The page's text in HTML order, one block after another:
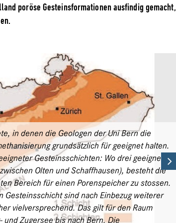
poröse Gesteinsformationen ausfindig gemacht,
in denen die Geologen der Uni Bern die
grundsätzlich für geeignet halten.
Gesteinsschichten: Wo drei geeignete
Olten und Schaffhausen), besteht die
Bereich für einen Porenspeicher zu stossen.
Gesteinsschicht sind nach Einbezug weiterer
vielversprechend. Das gilt für den Raum
Zugersee bis nach Bern. Die